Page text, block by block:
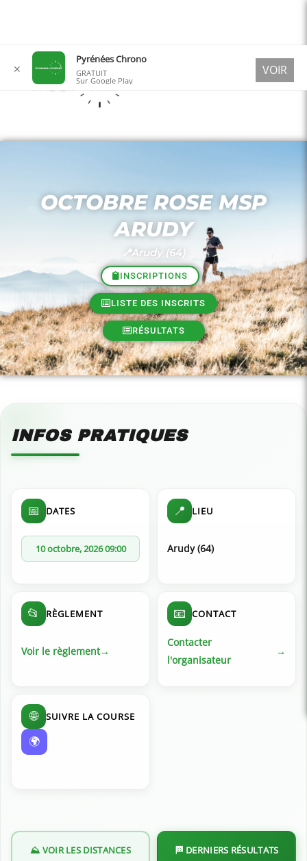
contenu
OCTOBRE ROSE MSP
ARUDY
📍Arudy (64)
INSCRIPTIONS
LISTE DES INSCRITS
RÉSULTATS
INFOS PRATIQUES
📅 DATES
10 octobre, 2026 09:00
📍 LIEU
Arudy (64)
📂 RÈGLEMENT
Voir le règlement
📧 CONTACT
Contacter
l'organisateur
🌐 SUIVRE LA COURSE
🌍
⛰️ VOIR LES DISTANCES 🏁 DERNIERS RÉSULTATS
✕
Pyrénées Chrono
GRATUIT
Sur Google Play
VOIR